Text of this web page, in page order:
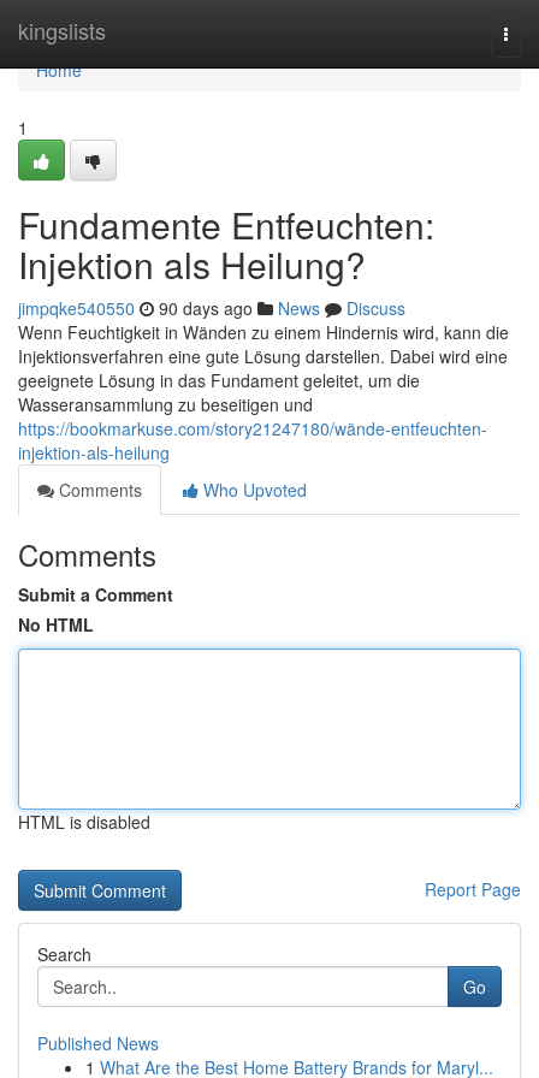
kingslists
Home
Home
1
Fundamente Entfeuchten:
Injektion als Heilung?
jimpqke540550 90 days ago News
Discuss
Wenn Feuchtigkeit in Wänden zu einem Hindernis wird, kann die
Injektionsverfahren eine gute Lösung darstellen. Dabei wird eine
geeignete Lösung in das Fundament geleitet, um die
Wasseransammlung zu beseitigen und
https://bookmarkuse.com/story21247180/wände-entfeuchten-
injektion-als-heilung
Comments
Who Upvoted
Comments
Submit a Comment
No HTML
HTML is disabled
Report Page
Search
Go
Published News
1 What Are the Best Home Battery Brands for Maryl...